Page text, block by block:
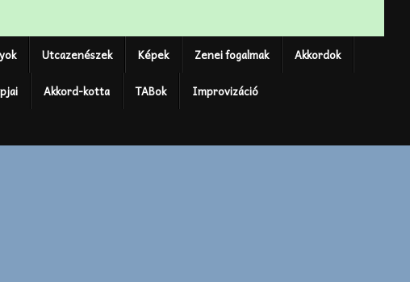
Utcazenészek Képek Zenei fogalmak Akkordok
Akkord-kotta TABok Improvizáció